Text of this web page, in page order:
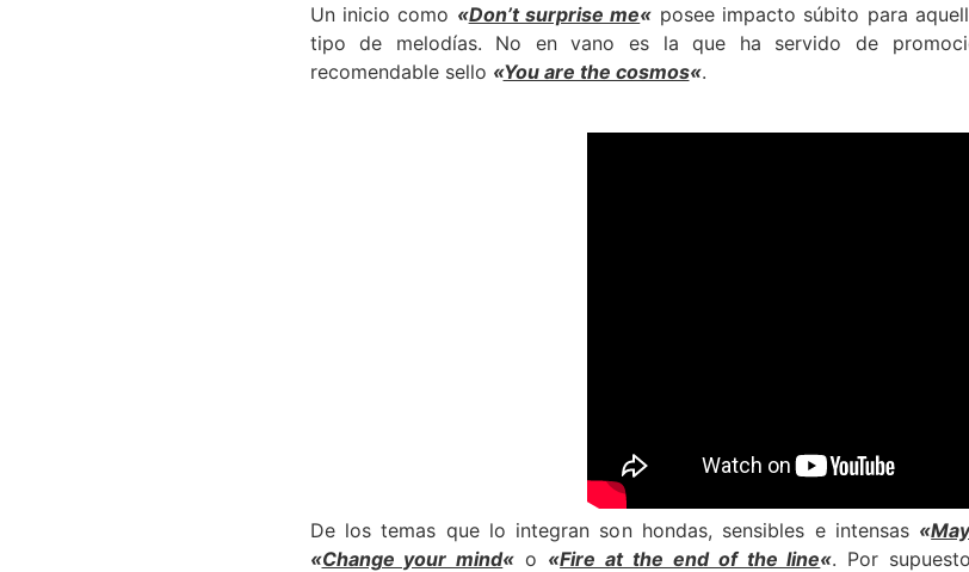
Un inicio como «Don’t surprise me« posee impacto súbito para
tipo de melodías. No en vano es la que ha servido de
recomendable sello «You are the cosmos«.
De los temas que lo integran son hondas, sensibles e intensas «
«Change your mind« o «Fire at the end of the line«. Por